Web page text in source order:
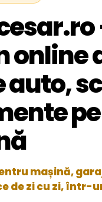
online
auto,
mașină,
de zi cu zi, într-